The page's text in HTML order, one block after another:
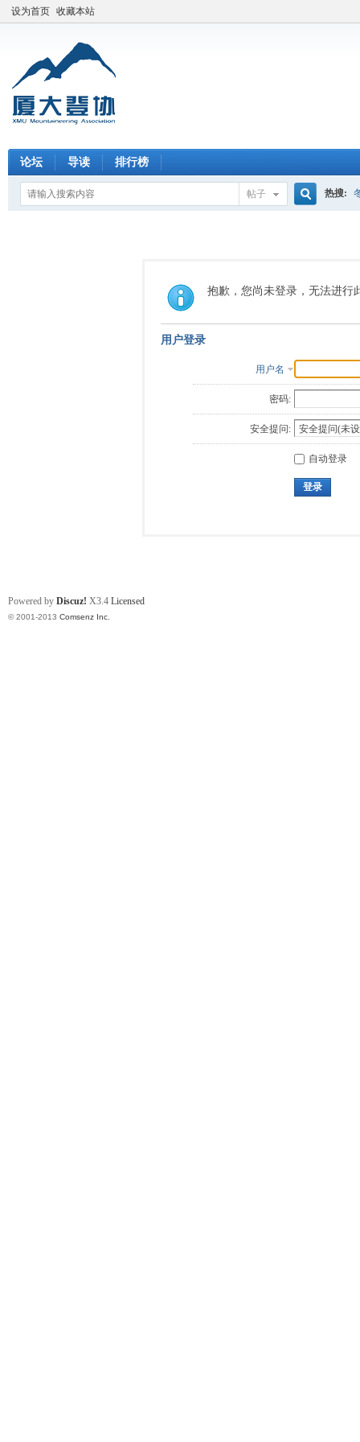
设为首页 收藏本站
论坛 导读 排行榜
帖子
索
热搜:
抱歉，您尚未登录，无法进行
用户登录
用户名
密码:
安全提问:
自动登录
登录
Powered by Discuz! X3.4 Licensed
© 2001-2013 Comsenz Inc.